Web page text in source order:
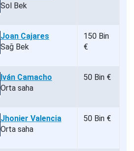
Sol Bek
Joan Cajares
Sağ Bek
150 Bin
€
Iván Camacho
Orta saha
50 Bin €
Jhonier Valencia
Orta saha
50 Bin €